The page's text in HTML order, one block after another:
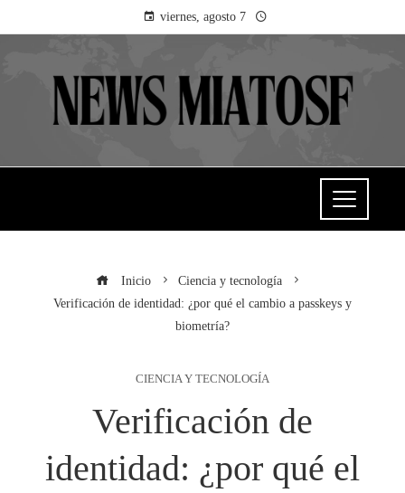
viernes, agosto 7
Inicio
Ciencia y tecnología
Verificación de identidad: ¿por qué el cambio a passkeys y
biometría?
CIENCIA Y TECNOLOGÍA
Verificación de
identidad: ¿por qué el